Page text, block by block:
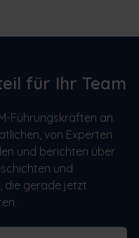
für Ihr Team
Führungskräften an.
von Experten
und berichten über
und
die gerade jetzt